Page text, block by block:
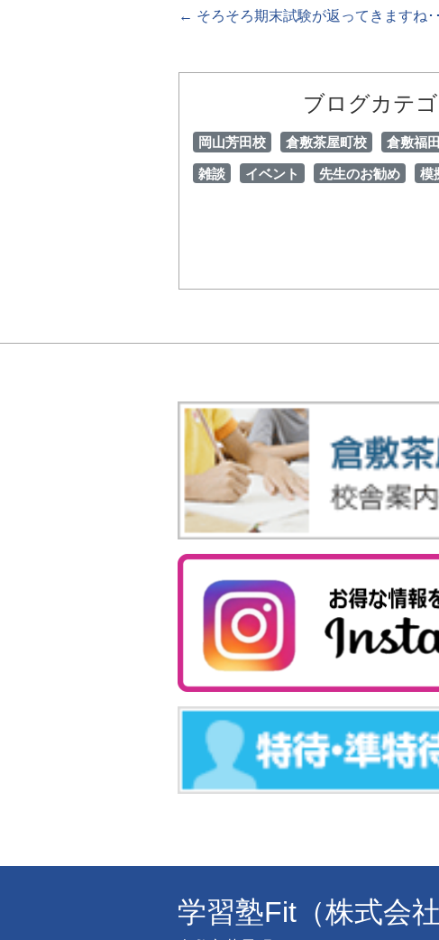
← そろそろ期末試験が返ってきますね･
ブログカテ
岡山芳田校 倉敷茶屋町校 倉敷福
雑談 イベント 先生のお勧め 模
学習塾Fit（株式会